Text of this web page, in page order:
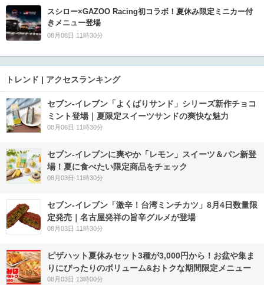
スシロー×GAZOO Racing初コラボ！夏休み限定ミニカー付
きメニュー登場
08月08日 11時30分
トレンド | アクセスランキング
セブン‐イレブン「よくばりサンド」シリーズ新作チョコ
ミント登場｜夏限定スイーツサンドの爽快な魅力
08月06日 11時30分
セブン‐イレブンに爽やか「レモン」スイーツ＆パン新登
場！夏に食べたい限定商品をチェック
08月03日 11時30分
セブン-イレブン「激辛！台湾ミンチカツ」8月4日数量限
定発売｜名古屋発祥の旨辛グルメが登場
08月03日 11時30分
ピザハット夏休みセット3種が3,000円から！お盆や集ま
りにぴったりのボリューム&おトクな期間限定メニュー
08月03日 13時00分